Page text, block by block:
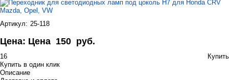
Артикул: 25-118
Цена: Цена 150 руб.
16
Купить
Купить в один клик
Описание